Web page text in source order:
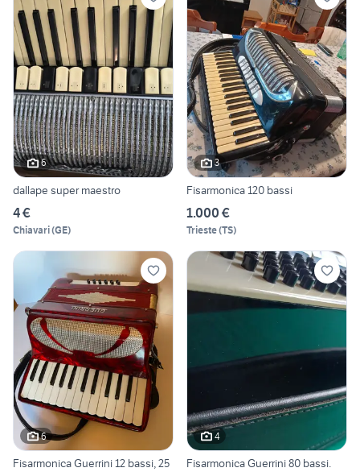
6
dallape super maestro
4 €
Chiavari(GE)
3
Fisarmonica 120 bassi
1.000 €
Trieste(TS)
6
Fisarmonica Guerrini 12 bassi, 25
4
Fisarmonica Guerrini 80 bassi.